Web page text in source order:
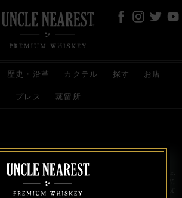
歴史・沿革 カクテル 探す お店
プレス 蒸留所
せ 代理店 規約と条件
プライバシー
is wholly and independently owned by Uncle Nearest, Inc.
WHISKEY MAKER THE WORLD NEVER KNEW,
GREEN, and DRINK HONORABLY are trademarks of